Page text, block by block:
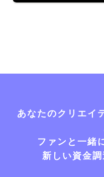
あなたのクリエイ
ファンと一緒
新しい資金